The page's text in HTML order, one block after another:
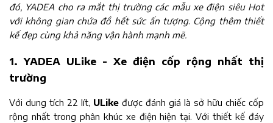
đó, YADEA cho ra mắt thị trường các mẫu xe điện siêu Hot
với không gian chứa đồ hết sức ấn tượng. Cộng thêm thiết
kế đẹp cùng khả năng vận hành mạnh mẽ.
1. YADEA ULike - Xe điện cốp rộng nhất thị
trường
Với dung tích 22 lít, ULike được đánh giá là sở hữu chiếc cốp
rộng nhất trong phân khúc xe điện hiện tại. Với thiết kế đáy